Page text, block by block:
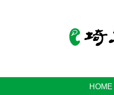
HOME